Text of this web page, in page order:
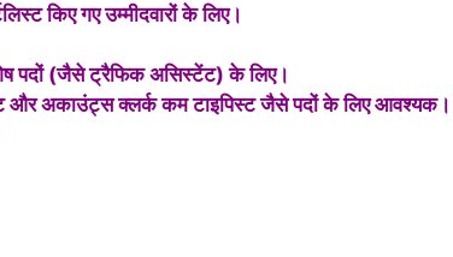
किए गए उम्मीदवारों के लिए।
पदों (जैसे ट्रैफिक असिस्टेंट) के लिए।
और अकाउंट्स क्लर्क कम टाइपिस्ट जैसे पदों के लिए आवश्यक।